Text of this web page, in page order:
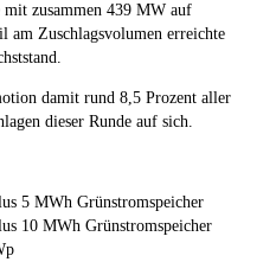
mit zusammen 439 MW auf
am Zuschlagsvolumen erreichte
damit rund 8,5 Prozent aller
dieser Runde auf sich.
5 MWh Grünstromspeicher
10 MWh Grünstromspeicher